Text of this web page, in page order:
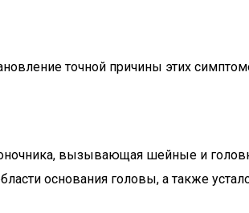
точной причины этих
вызывающая шейные и
основания головы, а также